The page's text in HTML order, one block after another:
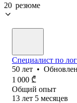
20 резюме
Специалист по
50 лет •
1 000 ₾
Общий опыт
13 лет 5 месяцев